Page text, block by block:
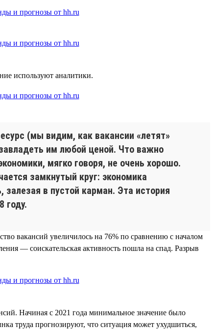
используют аналитики.
(мы видим, как вакансии «летят»
им любой ценой. Что важно
мягко говоря, не очень хорошо.
замкнутый круг: экономика
в пустой карман. Эта история
году.
вакансий увеличилось на 76% по сравнению с началом
— соискательская активность пошла на спад. Разрыв
Начиная с 2021 года минимальное значение было
труда прогнозируют, что ситуация может ухудшиться,